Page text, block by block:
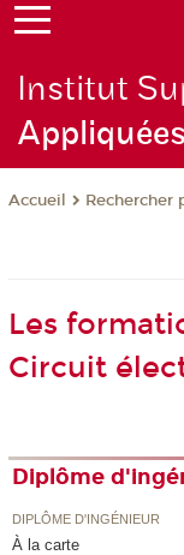
Institut
Accueil Rechercher
Les
Circuit
Diplôme
DIPLÔME D'INGÉNIEUR
À la carte